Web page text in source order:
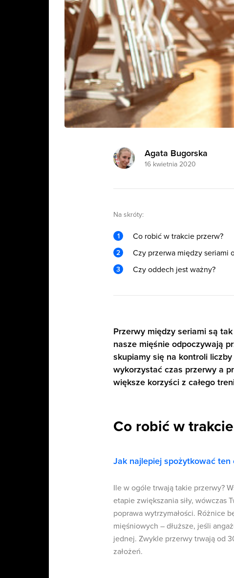
Agata Bugorska
16 kwietnia 2020
Na skróty:
Co robić w trakcie przerw?
Czy przerwa między seriami
Czy oddech jest ważny?
Przerwy między seriami są
nasze mięśnie odpoczywają
skupiamy się na kontroli
wykorzystać czas przerwy a
większe korzyści z całego
Co robić w
Jak najlepiej spożytkować ten
Ile w ogóle trwają takie przerwy?
etapie zwiększania siły, wówczas
poprawa wytrzymałości. Różnice
mięśniowych – dłuższe, jeśli
jednej. Zwykle przerwy trwają od
założeń.